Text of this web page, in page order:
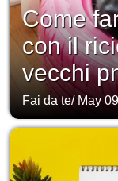
Come
con il
vecchi
Fai da te/ May